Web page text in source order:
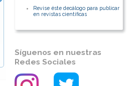
Revise éste decálogo para publicar
en revistas científicas
Síguenos en nuestras
Redes Sociales